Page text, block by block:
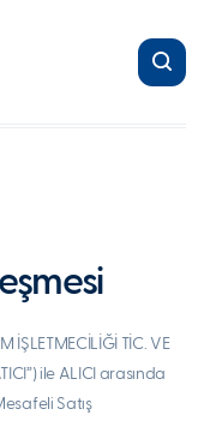
İŞLETMECİLİĞİ TİC. VE
ile ALICI arasında
Satış